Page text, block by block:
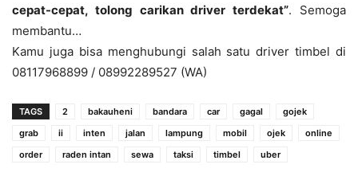
cepat-cepat, tolong carikan driver terdekat”. Semoga
membantu…
Kamu juga bisa menghubungi salah satu driver timbel di
08117968899 / 08992289527 (WA)
TAGS 2 bakauheni bandara car gagal
gojek
grab
ii inten jalan lampung mobil ojek
online
order
raden intan sewa taksi timbel uber